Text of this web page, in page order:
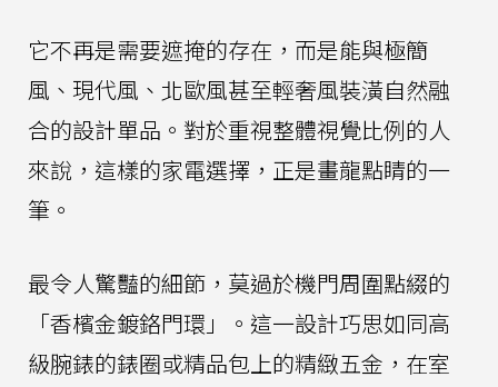
它不再是需要遮掩的存在，而是能與極簡
風、現代風、北歐風甚至輕奢風裝潢自然融
合的設計單品。對於重視整體視覺比例的人
來說，這樣的家電選擇，正是畫龍點睛的一
筆。
最令人驚豔的細節，莫過於機門周圍點綴的
「香檳金鍍鉻門環」。這一設計巧思如同高
級腕錶的錶圈或精品包上的精緻五金，在室